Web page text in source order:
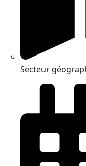
Secteur